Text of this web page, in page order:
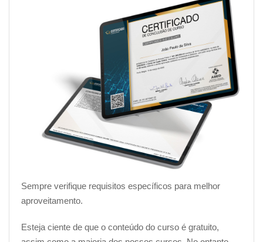
Na primeira unidade do nosso curso de Informática
Básica Online, você será introduzido ao mundo da
tecnologia de maneira clara e objetiva.
Com uma abordagem didática e dividida em capítulos,
essa unidade trará conceitos simples e fundamentais
para o entendimento da importância da informática no
mundo moderno.
Você descobrirá os elementos que tornam a informática
uma ferramenta indispensável, e como ela pode ser
aplicada em diversas áreas do conhecimento.
Não perca mais tempo e venha se preparar para o
futuro com o nosso curso Online gratuito! Matricule-se
Sempre verifique requisitos específicos para melhor
aproveitamento.
Esteja ciente de que o conteúdo do curso é gratuito,